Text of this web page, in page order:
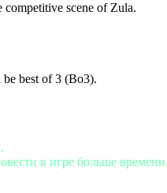
scene of Zula.
best of 3 (Bo3).
в игре больше